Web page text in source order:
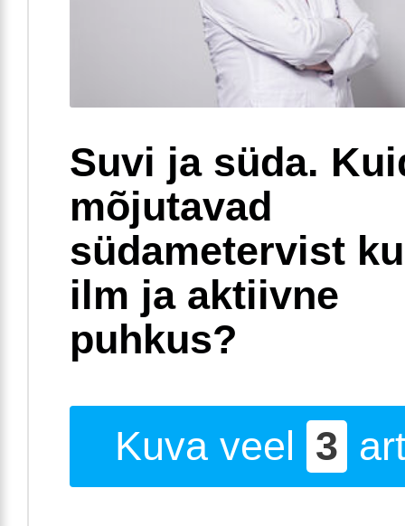
Suvi ja süda.
mõjutavad
südametervist
ilm ja aktiivne
puhkus?
Kuva veel 3